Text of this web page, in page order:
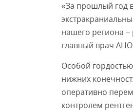
«За прошлый год
нашего региона
главный врач
Особой
нижних
оперативно
контролем